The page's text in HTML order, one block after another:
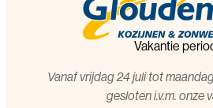
Vakantie
Vanaf vrijdag 24 juli tot
gesloten i.v.m. onze